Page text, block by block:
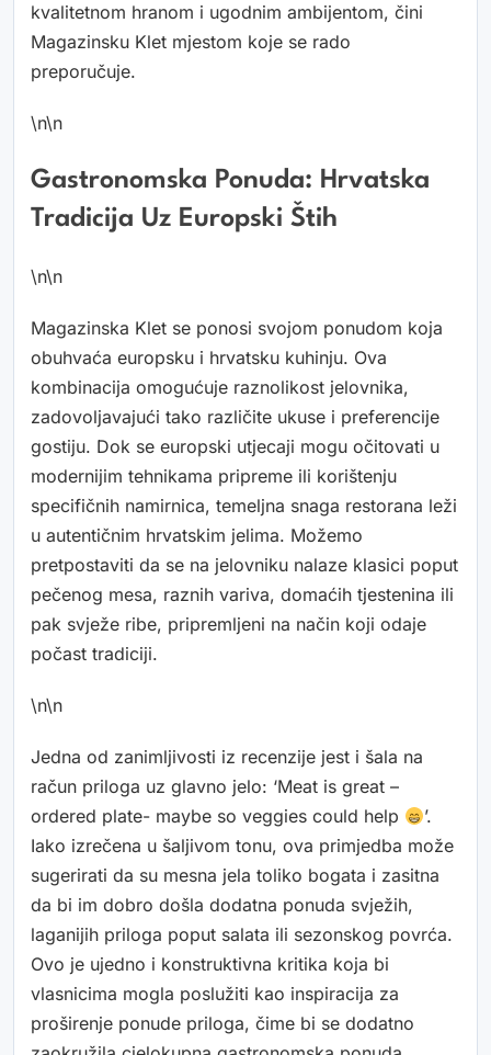
kvalitetnom hranom i ugodnim ambijentom, čini
Magazinsku Klet mjestom koje se rado
preporučuje.
\n\n
Gastronomska Ponuda: Hrvatska
Tradicija Uz Europski Štih
\n\n
Magazinska Klet se ponosi svojom ponudom koja
obuhvaća europsku i hrvatsku kuhinju. Ova
kombinacija omogućuje raznolikost jelovnika,
zadovoljavajući tako različite ukuse i preferencije
gostiju. Dok se europski utjecaji mogu očitovati u
modernijim tehnikama pripreme ili korištenju
specifičnih namirnica, temeljna snaga restorana leži
u autentičnim hrvatskim jelima. Možemo
pretpostaviti da se na jelovniku nalaze klasici poput
pečenog mesa, raznih variva, domaćih tjestenina ili
pak svježe ribe, pripremljeni na način koji odaje
počast tradiciji.
\n\n
Jedna od zanimljivosti iz recenzije jest i šala na
račun priloga uz glavno jelo: ‘Meat is great –
ordered plate- maybe so veggies could help
’.
Iako izrečena u šaljivom tonu, ova primjedba može
sugerirati da su mesna jela toliko bogata i zasitna
da bi im dobro došla dodatna ponuda svježih,
laganijih priloga poput salata ili sezonskog povrća.
Ovo je ujedno i konstruktivna kritika koja bi
vlasnicima mogla poslužiti kao inspiracija za
proširenje ponude priloga, čime bi se dodatno